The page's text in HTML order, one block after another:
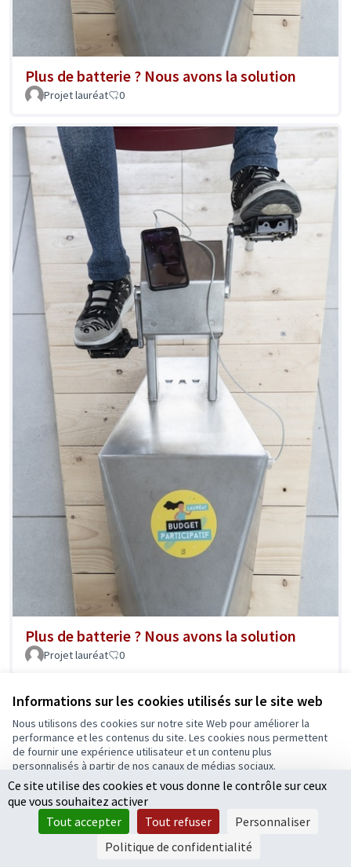
Informations sur les cookies utilisés sur le site web
Nous utilisons des cookies sur notre site Web pour améliorer la
performance et les contenus du site. Les cookies nous permettent
de fournir une expérience utilisateur et un contenu plus
personnalisés à partir de nos canaux de médias sociaux.
Tout accepter
Accepter seulement les cookies essentiels
Paramètres
Plus de batterie ? Nous avons la solution
Projet lauréat 0
Plus de batterie ? Nous avons la solution
Projet lauréat 0
Ce site utilise des cookies et vous donne le contrôle sur ceux
que vous souhaitez activer
Tout accepter
Tout refuser
Personnaliser
Politique de confidentialité